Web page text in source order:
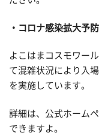
コロナ感染拡大予
よこはまコスモワー
て混雑状況により入
を実施しています。
詳細は、公式ホーム
できますよ。